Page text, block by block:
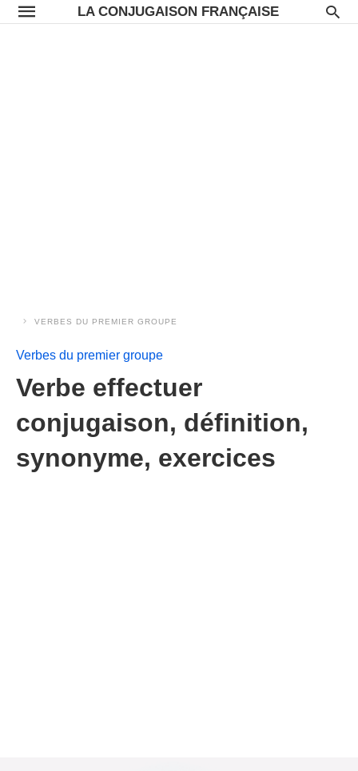
LA CONJUGAISON FRANÇAISE
VERBES DU PREMIER GROUPE
Verbes du premier groupe
Verbe effectuer
conjugaison, définition,
synonyme, exercices